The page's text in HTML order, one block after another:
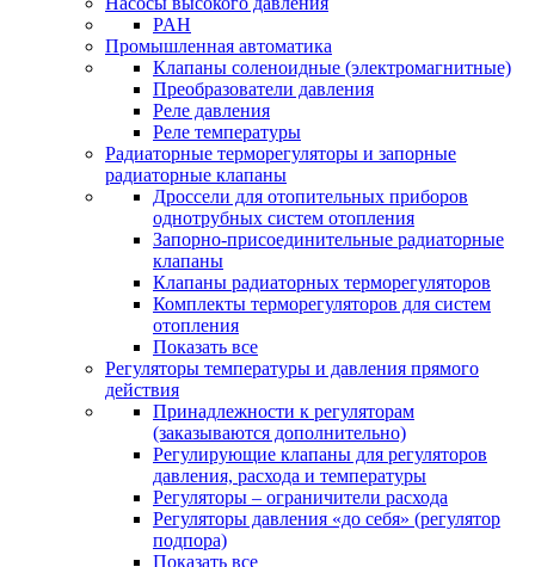
PAH
Промышленная автоматика
Клапаны соленоидные (электромагнитные)
Преобразователи давления
Реле давления
Реле температуры
Радиаторные терморегуляторы и запорные
радиаторные клапаны
Дроссели для отопительных приборов
однотрубных систем отопления
Запорно-присоединительные радиаторные
клапаны
Клапаны радиаторных терморегуляторов
Комплекты терморегуляторов для систем
отопления
Показать все
Регуляторы температуры и давления прямого
действия
Принадлежности к регуляторам
(заказываются дополнительно)
Регулирующие клапаны для регуляторов
давления, расхода и температуры
Регуляторы – ограничители расхода
Регуляторы давления «до себя» (регулятор
подпора)
Показать все